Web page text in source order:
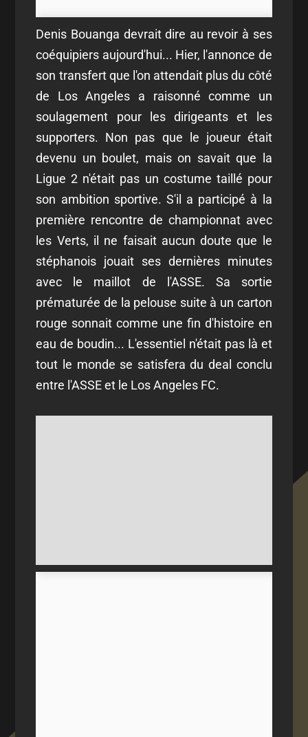
Denis Bouanga devrait dire au revoir à ses
coéquipiers aujourd'hui... Hier, l'annonce de
son transfert que l'on attendait plus du côté
de Los Angeles a raisonné comme un
soulagement pour les dirigeants et les
supporters. Non pas que le joueur était
devenu un boulet, mais on savait que la
Ligue 2 n'était pas un costume taillé pour
son ambition sportive. S'il a participé à la
première rencontre de championnat avec
les Verts, il ne faisait aucun doute que le
stéphanois jouait ses dernières minutes
avec le maillot de l'ASSE. Sa sortie
prématurée de la pelouse suite à un carton
rouge sonnait comme une fin d'histoire en
eau de boudin... L'essentiel n'était pas là et
tout le monde se satisfera du deal conclu
entre l'ASSE et le Los Angeles FC.